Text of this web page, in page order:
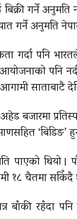
गर्ने
गर्ने अनुमति
गर्दा पनि
पनि
साताबाटै
बजारमा
‘बिडिङ’
थियो ।
१८ चैतमा सकिँदै
बाँकी रहँदा